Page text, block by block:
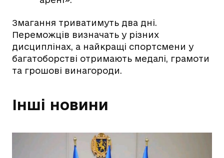
Змагання триватимуть два дні.
Переможців визначать у різних
дисциплінах, а найкращі спортсмени у
багатоборстві отримають медалі, грамоти
та грошові винагороди.
Інші новини